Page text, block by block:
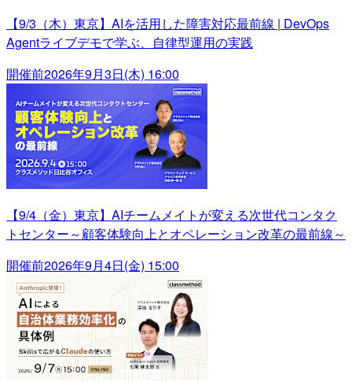
【9/3（木）東京】AIを活用した障害対応最前線 | DevOps
Agentライブデモで学ぶ、自律型運用の実践
開催前2026年9月3日(木) 16:00
【9/4（金）東京】AIチームメイトが変える次世代コンタク
トセンター～顧客体験向上とオペレーション改革の最前線～
開催前2026年9月4日(金) 15:00